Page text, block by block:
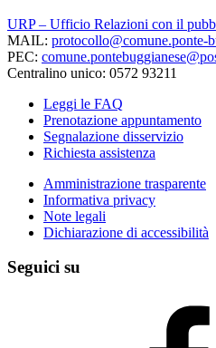
URP – Ufficio Relazioni con il
MAIL: protocollo@comune.ponte-
PEC:
Centralino unico: 0572 93211
Leggi le FAQ
Prenotazione appuntamento
Segnalazione disservizio
Richiesta assistenza
Amministrazione trasparente
Informativa privacy
Note legali
Dichiarazione di accessibilità
Seguici su